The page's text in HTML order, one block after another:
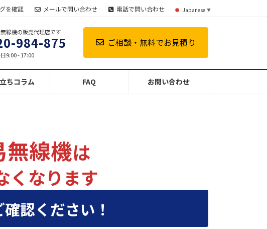
を確認 メールで問い合わせ 電話で問い合わせ Japanese ▼
線機の販売代理店です
984-875
9:00 - 17:00
ご相談・無料でお見積り
ちコラム FAQ お問い合わせ
無線機は
くなります
認ください！